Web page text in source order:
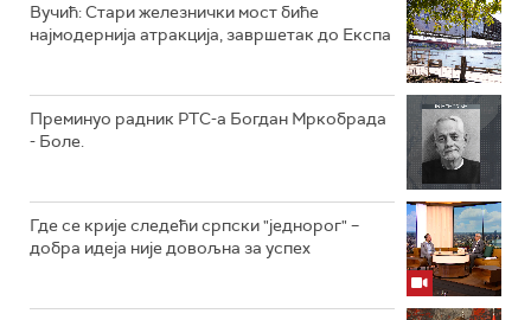
Вучић: Стари железнички мост биће
најмодернија атракција, завршетак до Експа
Преминуо радник РТС-а Богдан Мркобрада
- Боле.
Где се крије следећи српски "једнорог" –
добра идеја није довољна за успех